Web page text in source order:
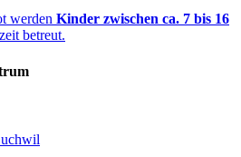
werden Kinder zwischen ca. 7 bis 16
betreut.